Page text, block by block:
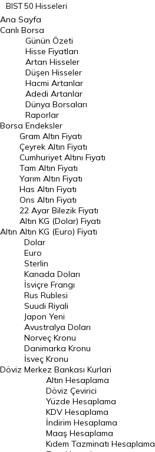
BIST 50 Hisseleri
BIST 100 Hisseleri
En Çok Artan Hisseler
En Çok Düşen Hisseler
Hacmi Artanlar
Geçmiş Kapanışlar
Dünya Borsaları
Raporlar
Endeksler
DÖVİZ
Döviz Kuru
Dolar Kuru
Euro Kuru
Pound Kuru
Frank Kuru
Riyal Kuru
Avustralya Doları
Danimarka Kronu Kuru
Kanada Doları Kuru
Norveç Kronu Kuru
İsveç Kronu Kuru
Japon Yeni Kuru
Serbest Piyasa Döviz Kurları
Merkez Bankası Döviz Kurları
Ana Sayfa
Canlı Borsa
Borsa
Günün Özeti
Hisse Fiyatları
Artan Hisseler
Düşen Hisseler
Hacmi Artanlar
Adedi Artanlar
Dünya Borsaları
Raporlar
Endeksler
Altın
Gram Altın Fiyatı
Çeyrek Altın Fiyatı
Cumhuriyet Altını Fiyatı
Tam Altın Fiyatı
Yarım Altın Fiyatı
Has Altın Fiyatı
Ons Altın Fiyatı
22 Ayar Bilezik Fiyatı
Altın KG (Dolar) Fiyatı
Altın KG (Euro) Fiyatı
Döviz
Dolar
Euro
Sterlin
Kanada Doları
İsviçre Frangı
Rus Rublesi
Suudi Riyali
Japon Yeni
Avustralya Doları
Norveç Kronu
Danimarka Kronu
İsveç Kronu
Merkez Bankası Kurlari
Altın Hesaplama
Döviz Çevirici
Yüzde Hesaplama
KDV Hesaplama
İndirim Hesaplama
Maaş Hesaplama
Kıdem Tazminatı Hesaplama